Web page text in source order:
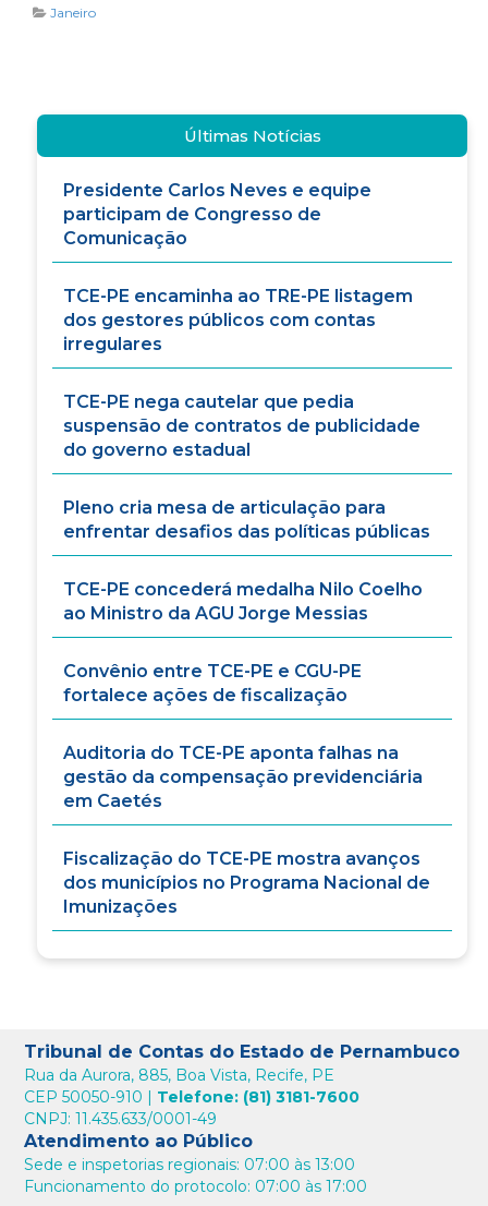
Janeiro
Últimas Notícias
Presidente Carlos Neves e equipe
participam de Congresso de
Comunicação
TCE-PE encaminha ao TRE-PE listagem
dos gestores públicos com contas
irregulares
TCE-PE nega cautelar que pedia
suspensão de contratos de publicidade
do governo estadual
Pleno cria mesa de articulação para
enfrentar desafios das políticas públicas
TCE-PE concederá medalha Nilo Coelho
ao Ministro da AGU Jorge Messias
Convênio entre TCE-PE e CGU-PE
fortalece ações de fiscalização
Auditoria do TCE-PE aponta falhas na
gestão da compensação previdenciária
em Caetés
Fiscalização do TCE-PE mostra avanços
dos municípios no Programa Nacional de
Imunizações
Tribunal de Contas do Estado de Pernambuco
Rua da Aurora, 885, Boa Vista, Recife, PE
CEP 50050-910 | Telefone: (81) 3181-7600
CNPJ: 11.435.633/0001-49
Atendimento ao Público
Sede e inspetorias regionais: 07:00 às 13:00
Funcionamento do protocolo: 07:00 às 17:00